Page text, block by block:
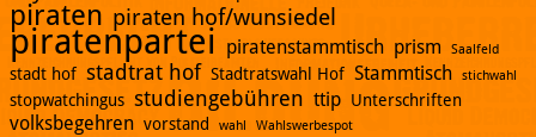
piraten piraten hof/wunsiedel
piratenpartei piratenstammtisch prism Saalfeld
stadt hof stadtrat hof Stadtratswahl Hof Stammtisch stichwahl
stopwatchingus studiengebühren ttip Unterschriften
volksbegehren vorstand wahl Wahlswerbespot